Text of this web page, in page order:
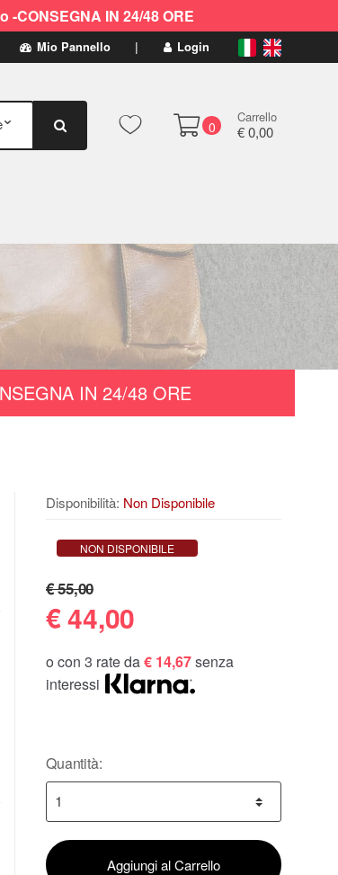
CONSEGNA IN 24/48 ORE
Mio Pannello Login
0
Carrello
€ 0,00
IN 24/48 ORE
Disponibilità: Non Disponibile
NON DISPONIBILE
€ 55,00
€44,00
o con 3 rate da€ 14,67senza
interessi
Quantità:
Aggiungi al Carrello